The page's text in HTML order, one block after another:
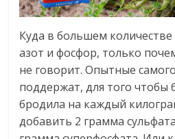
Куда в большем
азот и фосфор, только
не говорит. Опытные
поддержат, для того чтобы
бродила на каждый
добавить 2 грамма